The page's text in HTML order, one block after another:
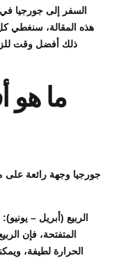
هذه المقالة، سنغطي
ذلك أفضل وقت
ما هو
جورجيا وجهة رائعة على
الربيع (أبريل –
المتفتحة، فإن
الحرارة لطيفة،